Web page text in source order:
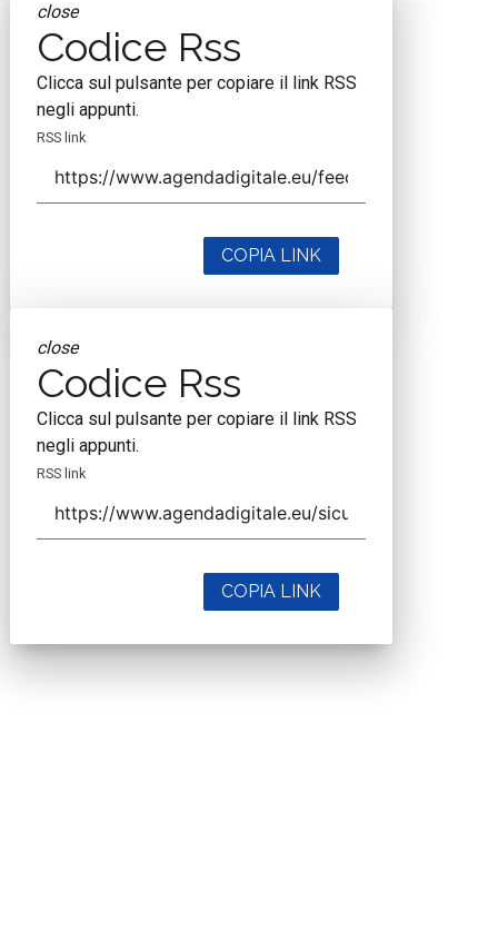
close
Codice Rss
Clicca sul pulsante per copiare il link RSS
negli appunti.
RSS link
COPIA LINK
close
Codice Rss
Clicca sul pulsante per copiare il link RSS
negli appunti.
RSS link
COPIA LINK